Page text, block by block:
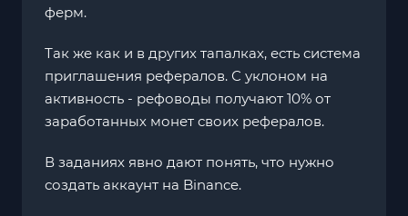
ферм.
Так же как и в других тапалках, есть система
приглашения рефералов. С уклоном на
активность - рефоводы получают 10% от
заработанных монет своих рефералов.
В заданиях явно дают понять, что нужно
создать аккаунт на Binance.